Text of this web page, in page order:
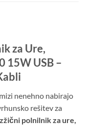
za Ure,
15W USB –
nenehno nabirajo
rešitev za
polnilnik za ure,